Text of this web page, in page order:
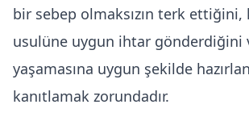
bir sebep olmaksızın terk
usulüne uygun ihtar gönderdiğini
yaşamasına uygun şekilde
kanıtlamak zorundadır.